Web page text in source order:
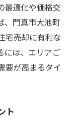
最適化や価格交
、門真市大池町
宅売却に有利な
には、エリアご
要が高まるタイ
ト